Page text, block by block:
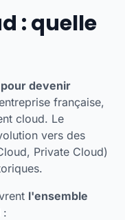
: quelle
pour devenir
française,
cloud. Le
vers des
Private Cloud)
l'ensemble
: